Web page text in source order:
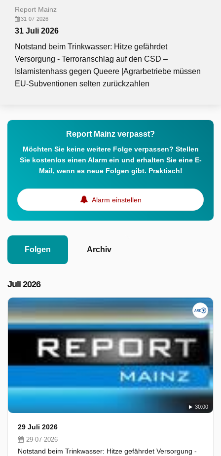
Report Mainz
31-07-2026
31 Juli 2026
Notstand beim Trinkwasser: Hitze gefährdet
Versorgung - Terroranschlag auf den CSD –
Islamistenhass gegen Queere |Agrarbetriebe müssen
EU-Subventionen selten zurückzahlen
Report Mainz verpasst?
Möchten Sie keine weitere Folge verpassen? Stellen
Sie kostenlos einen Alarm ein und erhalten Sie eine E-
Mail, wenn es neue Folgen gibt. Praktisch!
Alarm einstellen
Folgen Archiv
Juli 2026
30:00
29 Juli 2026
29-07-2026
Notstand beim Trinkwasser: Hitze gefährdet Versorgung -